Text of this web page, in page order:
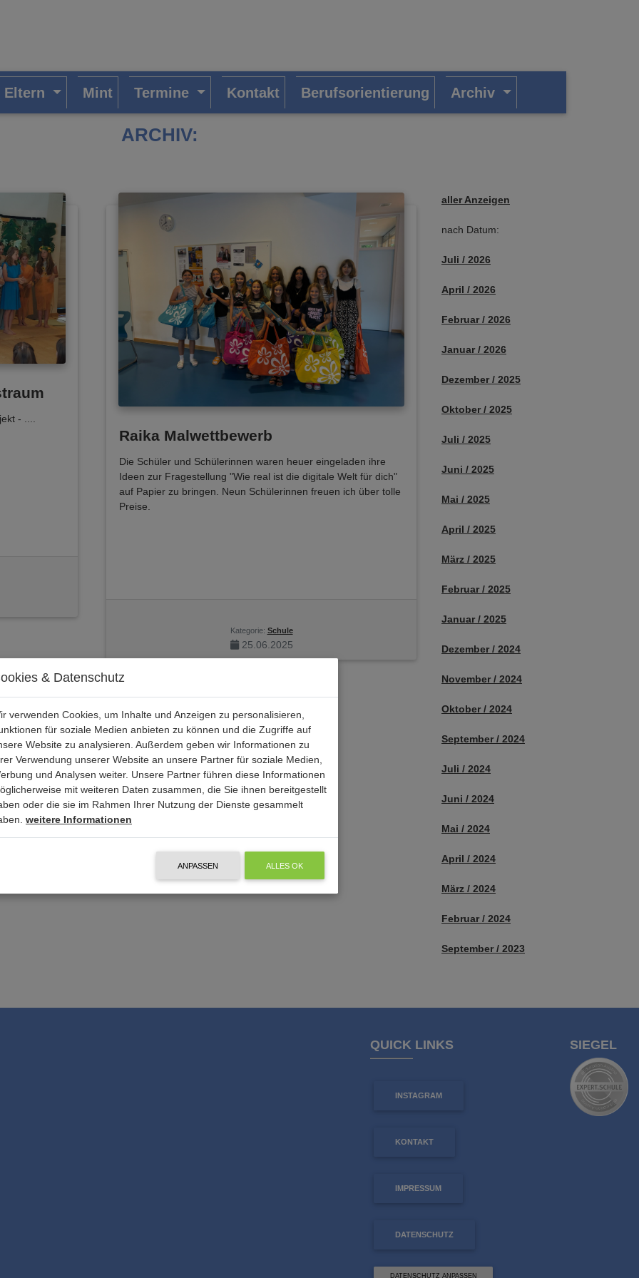
Eltern Mint Termine Kontakt Berufsorientierung Archiv
ARCHIV:
- ....
Raika Malwettbewerb
Die Schüler und Schülerinnen waren heuer eingeladen ihre
Ideen zur Fragestellung "Wie real ist die digitale Welt für dich"
auf Papier zu bringen. Neun Schülerinnen freuen ich über tolle
Preise.
Kategorie: Schule
25.06.2025
aller Anzeigen
nach Datum:
Juli / 2026
April / 2026
Februar / 2026
Januar / 2026
Dezember / 2025
Oktober / 2025
Juli / 2025
Juni / 2025
Mai / 2025
April / 2025
März / 2025
Februar / 2025
Januar / 2025
Dezember / 2024
November / 2024
Oktober / 2024
September / 2024
Juli / 2024
Juni / 2024
Mai / 2024
April / 2024
März / 2024
Februar / 2024
September / 2023
QUICK LINKS
INSTAGRAM
KONTAKT
IMPRESSUM
DATENSCHUTZ
DATENSCHUTZ ANPASSEN
SIEGEL
& Datenschutz
verwenden Cookies, um Inhalte und Anzeigen zu personalisieren,
für soziale Medien anbieten zu können und die Zugriffe auf
Website zu analysieren. Außerdem geben wir Informationen zu
Verwendung unserer Website an unsere Partner für soziale Medien,
und Analysen weiter. Unsere Partner führen diese Informationen
mit weiteren Daten zusammen, die Sie ihnen bereitgestellt
oder die sie im Rahmen Ihrer Nutzung der Dienste gesammelt
weitere Informationen
ANPASSEN ALLES OK